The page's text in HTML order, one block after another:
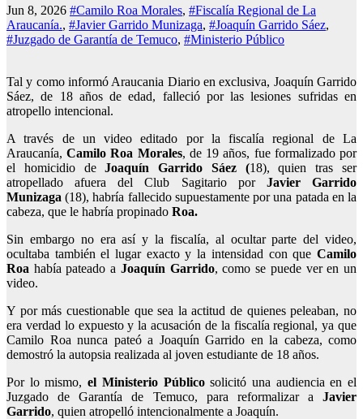
Jun 8, 2026 #Camilo Roa Morales, #Fiscalía Regional de La
Araucanía., #Javier Garrido Munizaga, #Joaquín Garrido Sáez,
#Juzgado de Garantía de Temuco, #Ministerio Público
Tal y como informó Araucania Diario en exclusiva, Joaquín Garrido
Sáez, de 18 años de edad, falleció por las lesiones sufridas en
atropello intencional.
A través de un video editado por la fiscalía regional de La
Araucanía, Camilo Roa Morales, de 19 años, fue formalizado por
el homicidio deJoaquín Garrido Sáez (18), quien tras ser
atropellado afuera del Club Sagitario por Javier Garrido
Munizaga (18), habría fallecido supuestamente por una patada en la
cabeza, que le habría propinado Roa.
Sin embargo no era así y la fiscalía, al ocultar parte del video,
ocultaba también el lugar exacto y la intensidad con que Camilo
Roa había pateado a Joaquín Garrido, como se puede ver en un
video.
Y por más cuestionable que sea la actitud de quienes peleaban, no
era verdad lo expuesto y la acusación de la fiscalía regional, ya que
Camilo Roa nunca pateó a Joaquín Garrido en la cabeza, como
demostró la autopsia realizada al joven estudiante de 18 años.
Por lo mismo,el Ministerio Públicosolicitó una audiencia en el
Juzgado de Garantía de Temuco, para reformalizar a Javier
Garrido, quien atropelló intencionalmente a Joaquín.